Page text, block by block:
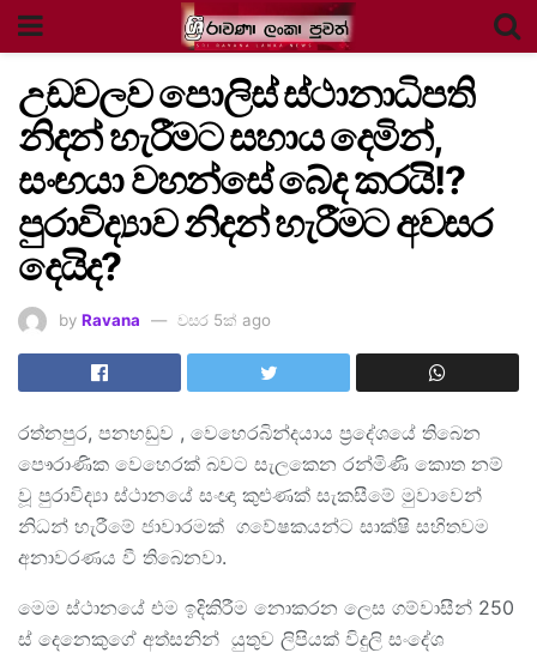
උඩවලව පොලිස් ස්ථානාධිපති
නිදන් හැරීමට සහාය දෙමින්,
සංඟයා වහන්සේ බේද කරයි!?
පුරාවිද්‍යාව නිදන් හැරීමට අවසර
දෙයිද?
by Ravana වසර 5ක් ago
රත්නපුර, පනහඩුව , වෙහෙරබින්දයාය ප්‍රදේශයේ තිබෙන
පෞරාණික වෙහෙරක් බවට සැලකෙන රන්මිණි කොත නම්
වූ පුරාවිද්‍යා ස්ථානයේ සංඥා කුළුණක් සැකසීමේ මුවාවෙන්
නිධන් හැරීමේ ජාවාරමක් ගවේෂකයන්ට සාක්ෂි සහිතවම
අනාවරණය වී තිබෙනවා.
මෙම ස්ථානයේ එම ඉදිකිරීම නොකරන ලෙස ගම්වාසීන් 250
ස් දෙනෙකුගේ අත්සනින් යුතුව ලිපියක් විදුලි සංදේශ